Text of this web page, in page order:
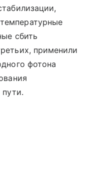
сбить
применили
фотона
пути.